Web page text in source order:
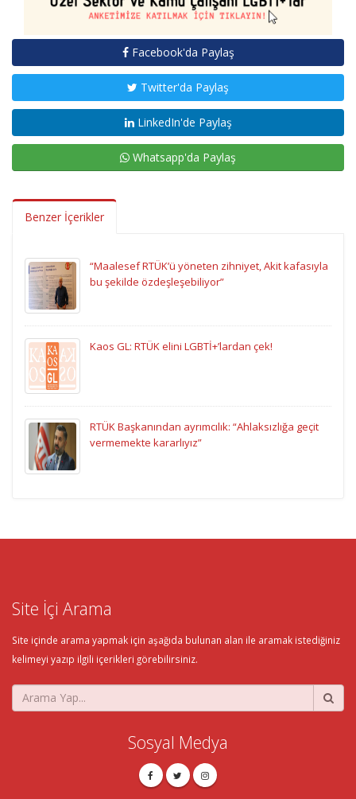
Facebook'da Paylaş
Twitter'da Paylaş
LinkedIn'de Paylaş
Whatsapp'da Paylaş
Benzer İçerikler
“Maalesef RTÜK’ü yöneten zihniyet, Akit kafasıyla
bu şekilde özdeşleşebiliyor”
Kaos GL: RTÜK elini LGBTİ+’lardan çek!
RTÜK Başkanından ayrımcılık: “Ahlaksızlığa geçit
vermemekte kararlıyız”
Site İçi Arama
Site içinde arama yapmak için aşağıda bulunan alan ile aramak istediğiniz
kelimeyi yazıp ilgili içerikleri görebilirsiniz.
Sosyal Medya